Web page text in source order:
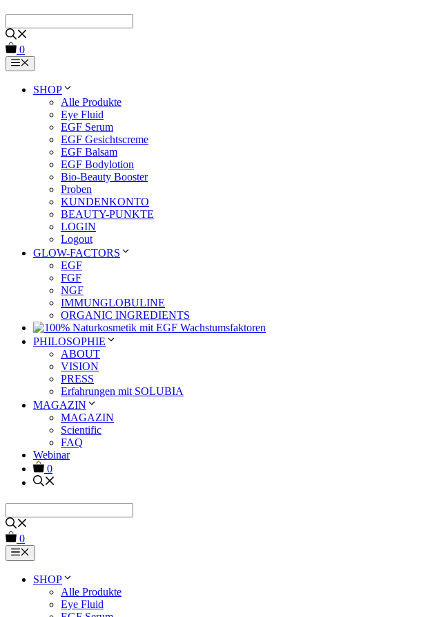
Inhalt
springen
0
Menu
SHOP
Alle Produkte
Eye Fluid
EGF Serum
EGF Gesichtscreme
EGF Balsam
EGF Bodylotion
Bio-Beauty Booster
Proben
KUNDENKONTO
BEAUTY-PUNKTE
LOGIN
Logout
GLOW-FACTORS
EGF
FGF
NGF
IMMUNGLOBULINE
ORGANIC INGREDIENTS
PHILOSOPHIE
ABOUT
VISION
PRESS
Erfahrungen mit SOLUBIA
MAGAZIN
MAGAZIN
Scientific
FAQ
Webinar
0
0
Menü
SHOP
Alle Produkte
Eye Fluid